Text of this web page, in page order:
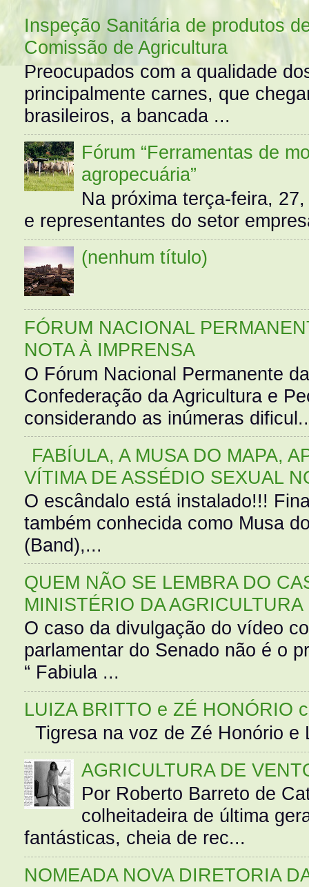
Inspeção Sanitária de produtos
Comissão de Agricultura
Preocupados com a qualidade
principalmente carnes, que
brasileiros, a bancada ...
Fórum “Ferramentas de
agropecuária”
Na próxima terça-feira,
e representantes do setor
(nenhum título)
FÓRUM NACIONAL
NOTA À IMPRENSA
O Fórum Nacional Permanente
Confederação da Agricultura e
considerando as inúmeras
FABÍULA, A MUSA DO MAPA,
VÍTIMA DE ASSÉDIO SEXUAL
O escândalo está instalado!!!
também conhecida como Musa
(Band),...
QUEM NÃO SE LEMBRA DO
MINISTÉRIO DA AGRICULTURA
O caso da divulgação do vídeo
parlamentar do Senado não é o
“ Fabiula ...
LUIZA BRITTO e ZÉ HONÓRIO
Tigresa na voz de Zé Honório
AGRICULTURA DE
Por Roberto Barreto de
colheitadeira de última
fantásticas, cheia de rec...
NOMEADA NOVA DIRETORIA